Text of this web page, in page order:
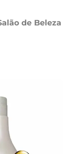
de Beleza